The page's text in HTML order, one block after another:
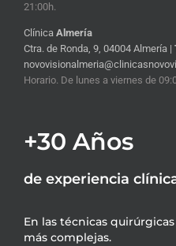
21:00h.
Clínica Almería
Ctra. de Ronda, 9, 04004 Almería |
Horario. De lunes a viernes de
+30 Años
de experiencia
En las técnicas quirúrgicas
más complejas.